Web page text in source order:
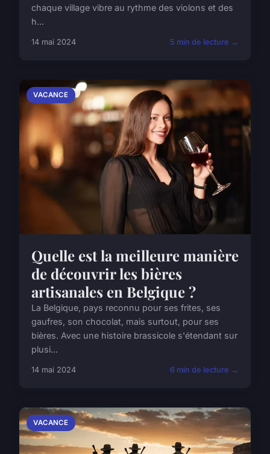
chaque village vibre au rythme des violons et des
h...
14 mai 2024 5 min de lecture →
VACANCE
Quelle est la meilleure manière
de découvrir les bières
artisanales en Belgique ?
La Belgique, pays reconnu pour ses frites, ses
gaufres, son chocolat, mais surtout, pour ses
bières. Avec une histoire brassicole s'étendant sur
plusi...
14 mai 2024 6 min de lecture →
VACANCE